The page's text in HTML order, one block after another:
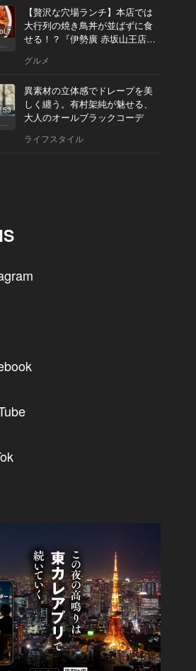
イベント募集 Vol.9
来たれ、花の30歳！
スサー（JUST30）
月29日（火）に開催！
あわせ【A】 Vol.308
だった27歳男性が、交
プロポーズ。彼の心が
由”とは
焼き鳥が艶めいてきた
【贅沢な穴場ランチ】本店では
大行列の焼き鳥丼が並ばずに食
せる！？『伊勢廣 赤坂山王店』
グルメ
東カレ女子の作り方
異素材の立体感でドレープを美
しく纏う。有村架純が魅せる、
大人のオールブラックコーデ
ライフスタイル